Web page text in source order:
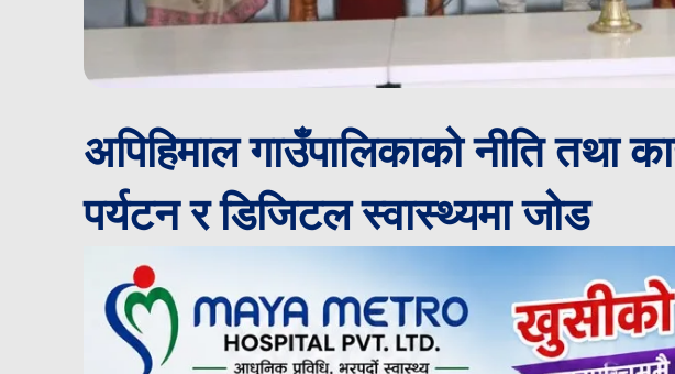
अपिहिमाल गाउँपालिकाको नीति तथा
पर्यटन र डिजिटल स्वास्थ्यमा जोड